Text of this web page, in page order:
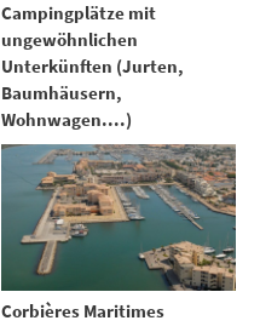
Campingplätze mit
ungewöhnlichen
Unterkünften (Jurten,
Baumhäusern,
Wohnwagen....)
Corbières Maritimes